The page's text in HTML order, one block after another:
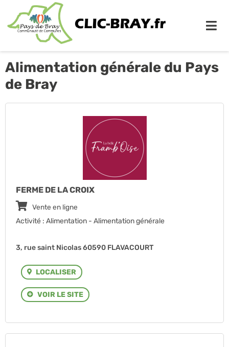
Alimentation générale du Pays
de Bray
FERME DE LA CROIX
Vente en ligne
Activité : Alimentation - Alimentation générale
3, rue saint Nicolas 60590 FLAVACOURT
LOCALISER
VOIR LE SITE